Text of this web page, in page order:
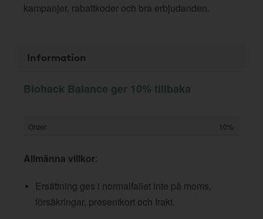
kampanjer, rabattkoder och bra erbjudanden.
Information
Biohack Balance ger 10% tillbaka
Order 10%
Allmänna villkor:
Ersättning ges i normalfallet inte på moms,
försäkringar, presentkort och frakt.